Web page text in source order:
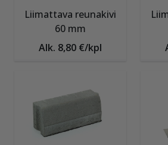
Liimattava reunakivi
60 mm
Alk. 8,80 €/kpl